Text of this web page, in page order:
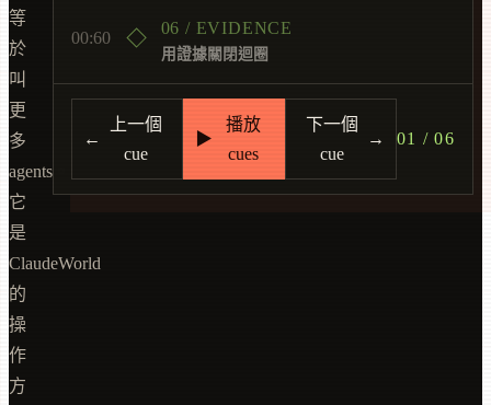
等
於
叫
更
多
agents。
它
是
ClaudeWorld
的
操
作
方
00:60
06 / EVIDENCE
用證據關閉迴圈
←
上一個
cue
▶
播放
cues
下一個
cue
→ 01 / 06